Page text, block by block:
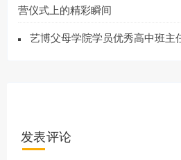
营仪式上的精彩瞬间
艺博父母学院学员优秀高中班主
发表评论